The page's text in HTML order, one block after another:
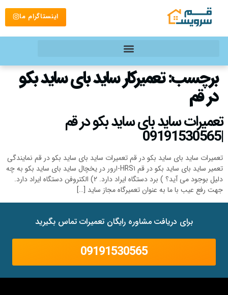
اینستاگرام ما
برچسب:تعمیرکار ساید بای ساید بکو
در قم
تعمیرات ساید بای ساید بکو در قم
|09191530565
تعمیرات ساید بای ساید بکو در قم تعمیرات ساید بای ساید بکو در قم نمایندگی
تعمیر ساید بای ساید بکو در قم HRS۱-ارور در یخچال ساید بای ساید بکو به چه
دلیل بوجود می آید؟ ) برد دستگاه ایراد دارد. ۲) الکتروفن دستگاه ایراد دارد.
جهت رفع عیب با ما به عنوان تعمیرگاه مجاز ساید […]
برای دریافت مشاوره رایگان تعمیرات تماس بگیرید
09191530565